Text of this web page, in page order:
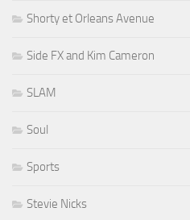
Shorty et Orleans Avenue
Side FX and Kim Cameron
SLAM
Soul
Sports
Stevie Nicks